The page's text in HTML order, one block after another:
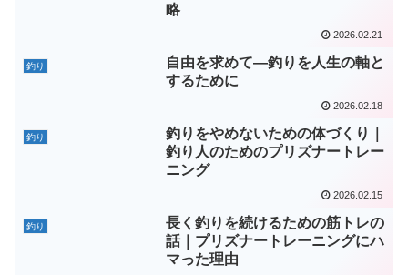
略
2026.02.21
釣り
自由を求めて―釣りを人生の軸と
するために
2026.02.18
釣り
釣りをやめないための体づくり｜
釣り人のためのプリズナートレー
ニング
2026.02.15
釣り
長く釣りを続けるための筋トレの
話｜プリズナートレーニングにハ
マった理由